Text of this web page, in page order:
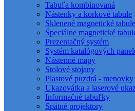
Tabuľa kombinovaná
Nástenky a korkové tabule
Sklenené magnetické
Špeciálne magnetické
Prezentačný systém
Systém katalógových
Nástenné mapy
Stolové stojany
Plastové puzdrá - menovky
Ukazovátka a laserové
Informačné tabuľky
Spätné projektory